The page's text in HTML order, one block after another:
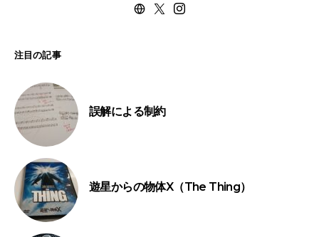
注目の記事
誤解による制約
遊星からの物体X（The Thing）